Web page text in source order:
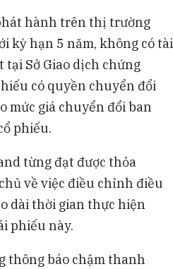
hành trên thị trường
kỳ hạn 5 năm, không có tài
tại Sở Giao dịch chứng
có quyền chuyển đổi
mức giá chuyển đổi ban
phiếu.
từng đạt được thỏa
về việc điều chỉnh điều
dài thời gian thực hiện
phiếu này.
thông báo chậm thanh